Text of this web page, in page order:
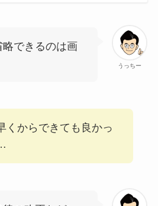
うっちー
略できるのは画
くからできても良かっ